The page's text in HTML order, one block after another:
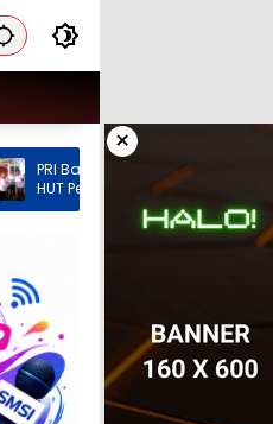
×
Konsolidasi Organisasi pada